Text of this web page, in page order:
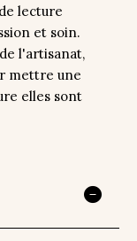
lecture
et soin.
l'artisanat,
mettre une
elles sont